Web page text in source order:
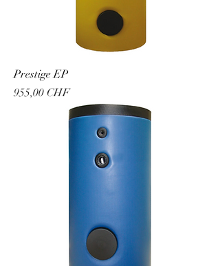
Prestige EP
Prezzo
955,00 CHF